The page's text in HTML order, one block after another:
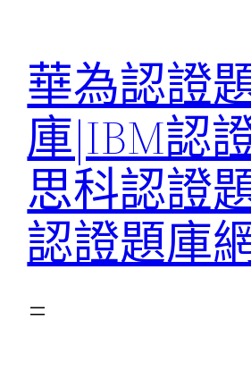
華為認證
庫|IBM認
思科認證
認證題庫